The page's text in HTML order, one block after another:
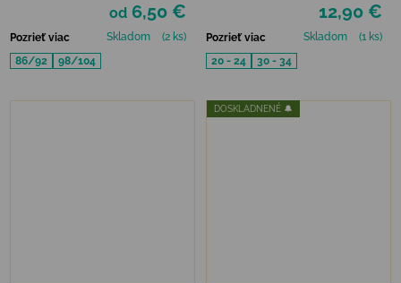
od 6,50 €
Pozrieť viac Skladom
(2 ks)
86/92
98/104
12,90 €
Pozrieť viac Skladom
(1 ks)
20 - 24
30 - 34
DOSKLADNENÉ 🔔